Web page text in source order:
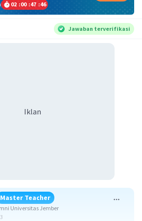
02 :00 :47 :46
Jawaban terverifikasi
Iklan
Master Teacher
Universitas Jember